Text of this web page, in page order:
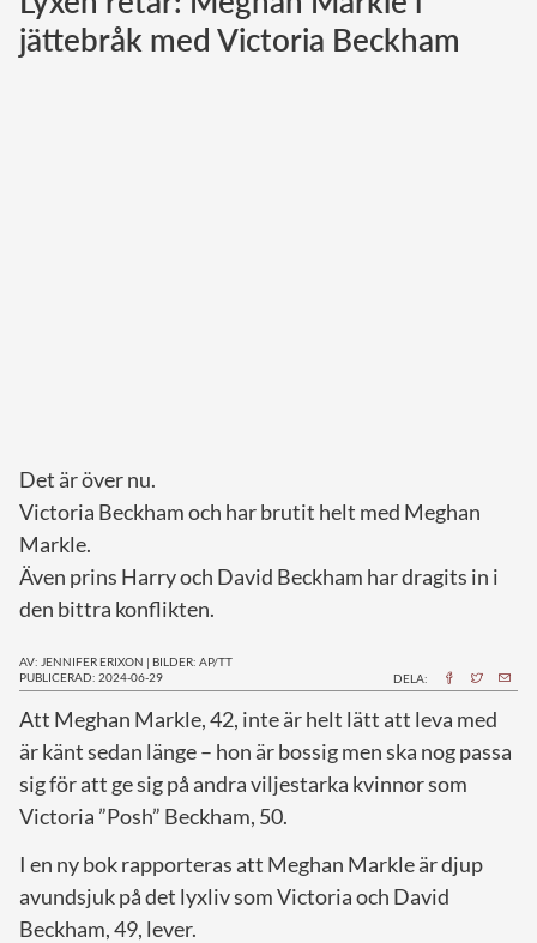
Norska kungahuset
jättebråk med Victoria Beckham
Det är över nu.
Victoria Beckham och har brutit helt med Meghan
Markle.
Även prins Harry och David Beckham har dragits in i
den bittra konflikten.
AV: JENNIFER ERIXON | BILDER: AP/TT
PUBLICERAD: 2024-06-29
DELA:
Att Meghan Markle, 42, inte är helt lätt att leva med
är känt sedan länge – hon är bossig men ska nog passa
sig för att ge sig på andra viljestarka kvinnor som
Victoria ”Posh” Beckham, 50.
I en ny bok rapporteras att Meghan Markle är djup
avundsjuk på det lyxliv som Victoria och David
Beckham, 49, lever.